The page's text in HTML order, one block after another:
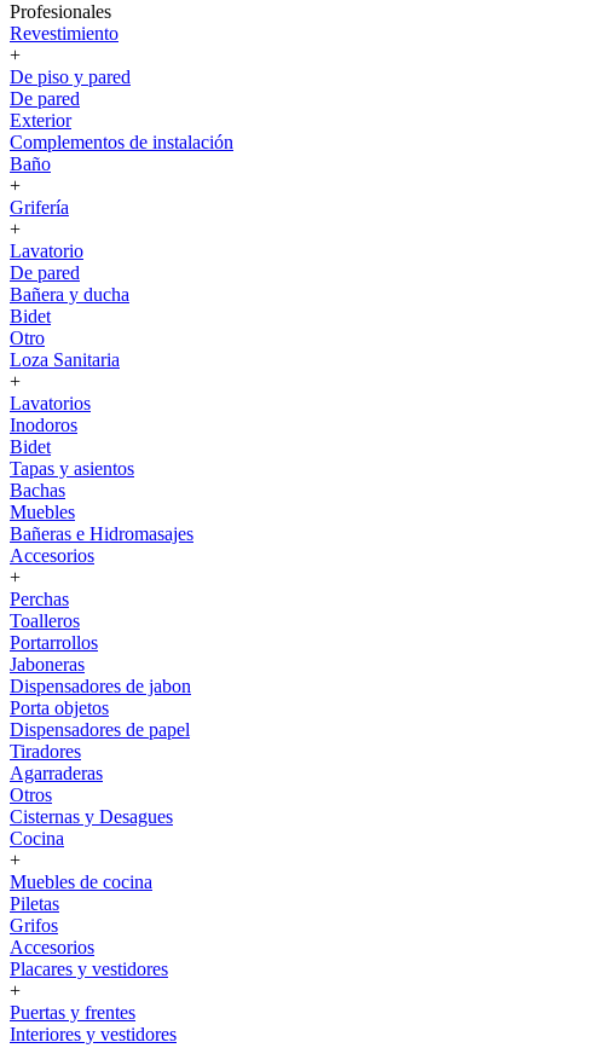
Profesionales
Revestimiento
+
De piso y pared
De pared
Exterior
Complementos de instalación
Baño
+
Grifería
+
Lavatorio
De pared
Bañera y ducha
Bidet
Otro
Loza Sanitaria
+
Lavatorios
Inodoros
Bidet
Tapas y asientos
Bachas
Muebles
Bañeras e Hidromasajes
Accesorios
+
Perchas
Toalleros
Portarrollos
Jaboneras
Dispensadores de jabon
Porta objetos
Dispensadores de papel
Tiradores
Agarraderas
Otros
Cisternas y Desagues
Cocina
+
Muebles de cocina
Piletas
Grifos
Accesorios
Placares y vestidores
+
Puertas y frentes
Interiores y vestidores